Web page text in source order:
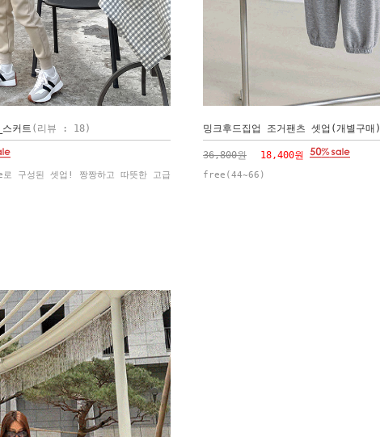
커트 (리뷰 : 18)
로 구성된 셋업! 짱짱하고 따뜻한 고급
밍크후드집업 조거팬츠 셋업(개별구매)
36,800원 18,400원
free(44~66)